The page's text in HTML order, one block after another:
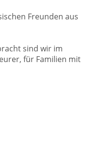
Freunden aus
sind wir im
für Familien mit